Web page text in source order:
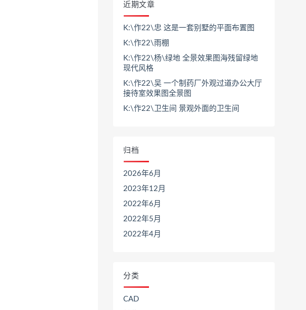
近期文章
K:\作22\忠 这是一套别墅的平面布置图
K:\作22\雨棚
K:\作22\杨\绿地 全景效果图海残留绿地
现代风格
K:\作22\吴 一个制药厂外观过道办公大厅
接待室效果图全景图
K:\作22\卫生间 景观外面的卫生间
归档
2026年6月
2023年12月
2022年6月
2022年5月
2022年4月
分类
CAD